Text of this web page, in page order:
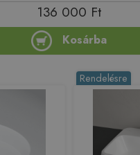
136 000 Ft
Kosárba
Rendelésre